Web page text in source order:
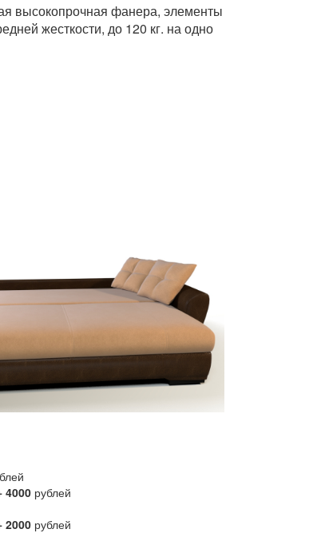
высокопрочная фанера, элементы
жесткости, до 120 кг. на одно
4000 рублей
2000рублей